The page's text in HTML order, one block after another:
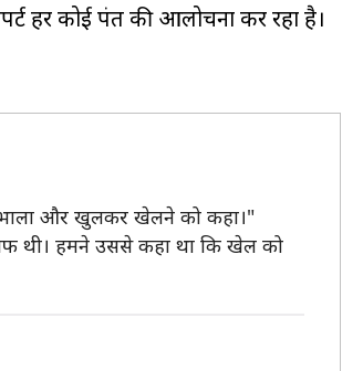
हर कोई पंत की आलोचना कर रहा है।
और खुलकर खेलने को कहा।"
थी। हमने उससे कहा था कि खेल को